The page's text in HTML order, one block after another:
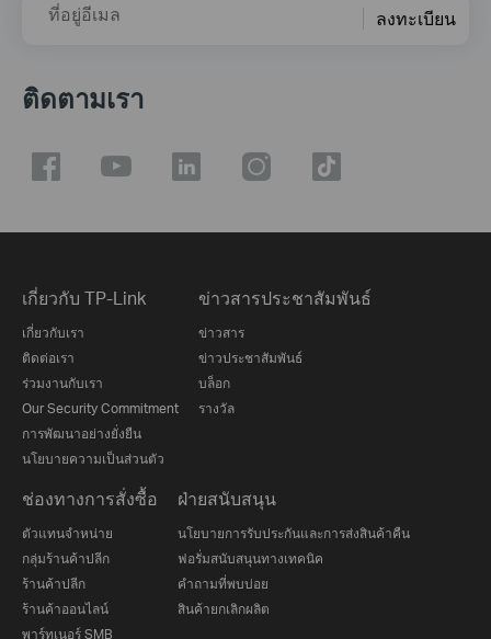
ที่อยู่อีเมล ลงทะเบียน
ติดตามเรา
เกี่ยวกับ TP-Link
เกี่ยวกับเรา
ติดต่อเรา
ร่วมงานกับเรา
Our Security Commitment
การพัฒนาอย่างยั่งยืน
นโยบายความเป็นส่วนตัว
ข่าวสารประชาสัมพันธ์
ข่าวสาร
ข่าวประชาสัมพันธ์
บล็อก
รางวัล
ช่องทางการสั่งซื้อ
ตัวแทนจำหน่าย
กลุ่มร้านค้าปลีก
ร้านค้าปลีก
ร้านค้าออนไลน์
พาร์ทเนอร์ SMB
ฝ่ายสนับสนุน
นโยบายการรับประกันและการส่งสินค้าคืน
ฟอรั่มสนับสนุนทางเทคนิค
คำถามที่พบบ่อย
สินค้ายกเลิกผลิต